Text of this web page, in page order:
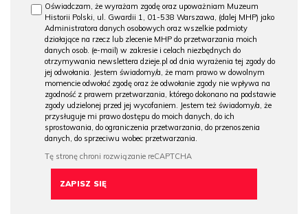
Oświadczam, że wyrażam zgodę oraz upoważniam Muzeum
Historii Polski, ul. Gwardii 1, 01-538 Warszawa, (dalej MHP) jako
Administratora danych osobowych oraz wszelkie podmioty
działające na rzecz lub zlecenie MHP do przetwarzania moich
danych osob. (e-mail) w zakresie i celach niezbędnych do
otrzymywania newslettera dzieje.pl od dnia wyrażenia tej zgody do
jej odwołania. Jestem świadomy/a, że mam prawo w dowolnym
momencie odwołać zgodę oraz że odwołanie zgody nie wpływa na
zgodność z prawem przetwarzania, którego dokonano na podstawie
zgody udzielonej przed jej wycofaniem. Jestem też świadomy/a, że
przysługuje mi prawo dostępu do moich danych, do ich
sprostowania, do ograniczenia przetwarzania, do przenoszenia
danych, do sprzeciwu wobec przetwarzania.